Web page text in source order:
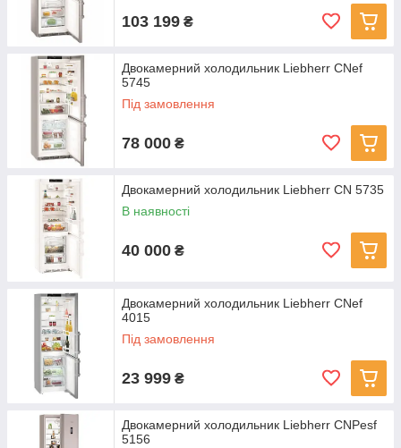
103 199 ₴
Двокамерний холодильник Liebherr CNef
5745
Під замовлення
78 000 ₴
Двокамерний холодильник Liebherr CN 5735
В наявності
40 000 ₴
Двокамерний холодильник Liebherr CNef
4015
Під замовлення
23 999 ₴
Двокамерний холодильник Liebherr CNPesf
5156